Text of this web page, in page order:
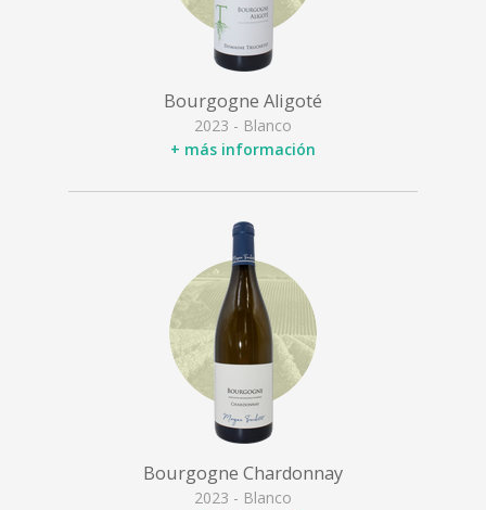
Bourgogne Aligoté
2023 - Blanco
+ más información
Bourgogne Chardonnay
2023 - Blanco